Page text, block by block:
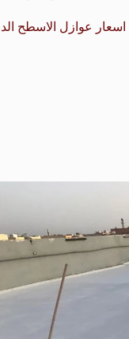
اسعار عوازل الاسطح